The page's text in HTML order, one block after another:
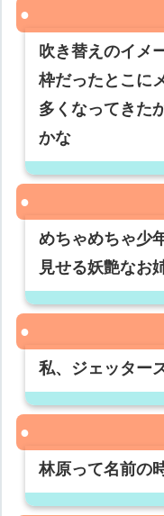
吹き替えのイメ
枠だったとこに
多くなってきた
かな
めちゃめちゃ少
見せる妖艶なお
私、ジェッター
林原って名前の